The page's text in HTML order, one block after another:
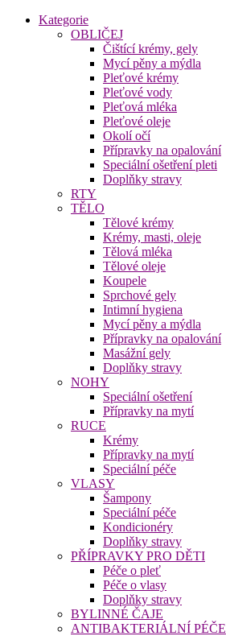
Kategorie
OBLIČEJ
Čištící krémy, gely
Mycí pěny a mýdla
Pleťové krémy
Pleťové vody
Pleťová mléka
Pleťové oleje
Okolí očí
Přípravky na opalování
Speciální ošetření pleti
Doplňky stravy
RTY
TĚLO
Tělové krémy
Krémy, masti, oleje
Tělová mléka
Tělové oleje
Koupele
Sprchové gely
Intimní hygiena
Mycí pěny a mýdla
Přípravky na opalování
Masážní gely
Doplňky stravy
NOHY
Speciální ošetření
Přípravky na mytí
RUCE
Krémy
Přípravky na mytí
Speciální péče
VLASY
Šampony
Speciální péče
Kondicionéry
Doplňky stravy
PŘÍPRAVKY PRO DĚTI
Péče o pleť
Péče o vlasy
Doplňky stravy
BYLINNÉ ČAJE
ANTIBAKTERIÁLNÍ PÉČE